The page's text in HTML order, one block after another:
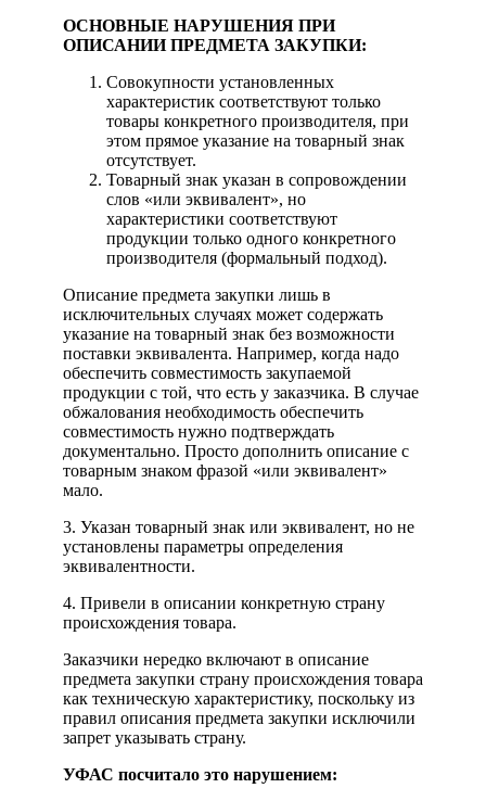
ОСНОВНЫЕ НАРУШЕНИЯ ПРИ
ОПИСАНИИ ПРЕДМЕТА ЗАКУПКИ:
Совокупности установленных
характеристик соответствуют только
товары конкретного производителя, при
этом прямое указание на товарный знак
отсутствует.
Товарный знак указан в сопровождении
слов «или эквивалент», но
характеристики соответствуют
продукции только одного конкретного
производителя (формальный подход).
Описание предмета закупки лишь в
исключительных случаях может содержать
указание на товарный знак без возможности
поставки эквивалента. Например, когда надо
обеспечить совместимость закупаемой
продукции с той, что есть у заказчика. В случае
обжалования необходимость обеспечить
совместимость нужно подтверждать
документально. Просто дополнить описание с
товарным знаком фразой «или эквивалент»
мало.
3. Указан товарный знак или эквивалент, но не
установлены параметры определения
эквивалентности.
4. Привели в описании конкретную страну
происхождения товара.
Заказчики нередко включают в описание
предмета закупки страну происхождения товара
как техническую характеристику, поскольку из
правил описания предмета закупки исключили
запрет указывать страну.
УФАС посчитало это нарушением: